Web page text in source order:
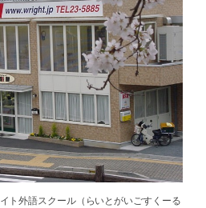
ト外語スクール（らいとがいごすくーる